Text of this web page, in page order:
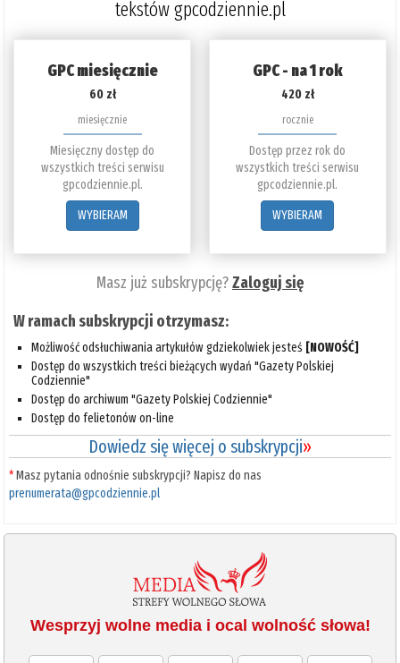
tekstów gpcodziennie.pl
GPC miesięcznie
60 zł
miesięcznie
Miesięczny dostęp do
wszystkich treści serwisu
gpcodziennie.pl.
WYBIERAM
GPC - na 1 rok
420 zł
rocznie
Dostęp przez rok do
wszystkich treści serwisu
gpcodziennie.pl.
WYBIERAM
Masz już subskrypcję?Zaloguj się
W ramach subskrypcji otrzymasz:
Możliwość odsłuchiwania artykułów gdziekolwiek jesteś [NOWOŚĆ]
Dostęp do wszystkich treści bieżących wydań "Gazety Polskiej
Codziennie"
Dostęp do archiwum "Gazety Polskiej Codziennie"
Dostęp do felietonów on-line
Dowiedz się więcej o subskrypcji»
*Masz pytania odnośnie subskrypcji? Napisz do nas
prenumerata@gpcodziennie.pl
Wesprzyj wolne media i ocal wolność słowa!